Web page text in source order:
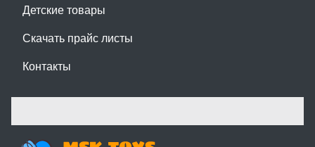
Детские товары
Скачать прайс листы
Контакты